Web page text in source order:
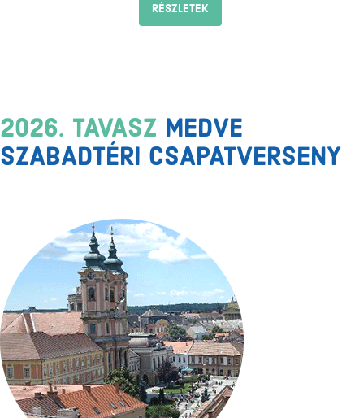
RÉSZLETEK
2026. TAVASZ MEDVE
SZABADTÉRI CSAPATVERSENY